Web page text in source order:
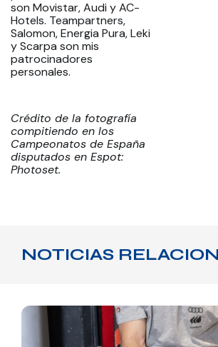
son Movistar, Audi y AC-
Hotels. Teampartners,
Salomon, Energia Pura, Leki
y Scarpa son mis
patrocinadores
personales.
Crédito de la fotografía
compitiendo en los
Campeonatos de España
disputados en Espot:
Photoset.
NOTICIAS